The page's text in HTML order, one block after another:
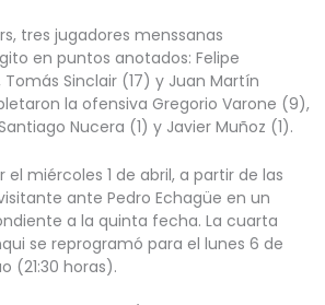
tres jugadores menssanas
en puntos anotados: Felipe
Sinclair (17) y Juan Martín
la ofensiva Gregorio Varone (9),
Nucera (1) y Javier Muñoz (1).
el miércoles 1 de abril, a partir de las
ante Pedro Echagüe en un
a la quinta fecha. La cuarta
se reprogramó para el lunes 6 de
(21:30 horas).